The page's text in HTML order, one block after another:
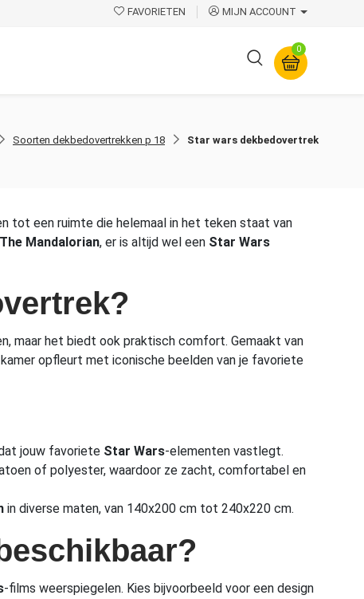
FAVORIETEN MIJN ACCOUNT
0
Soorten dekbedovertrekken p 18 Star wars dekbedovertrek
tot een ruimte die helemaal in het teken staat van
The Mandalorian, er is altijd wel een Star Wars
maar het biedt ook praktisch comfort. Gemaakt van
opfleurt met iconische beelden van je favoriete
jouw favoriete Star Wars-elementen vastlegt.
of polyester, waardoor ze zacht, comfortabel en
in diverse maten, van 140x200 cm tot 240x220 cm.
-films weerspiegelen. Kies bijvoorbeeld voor een design